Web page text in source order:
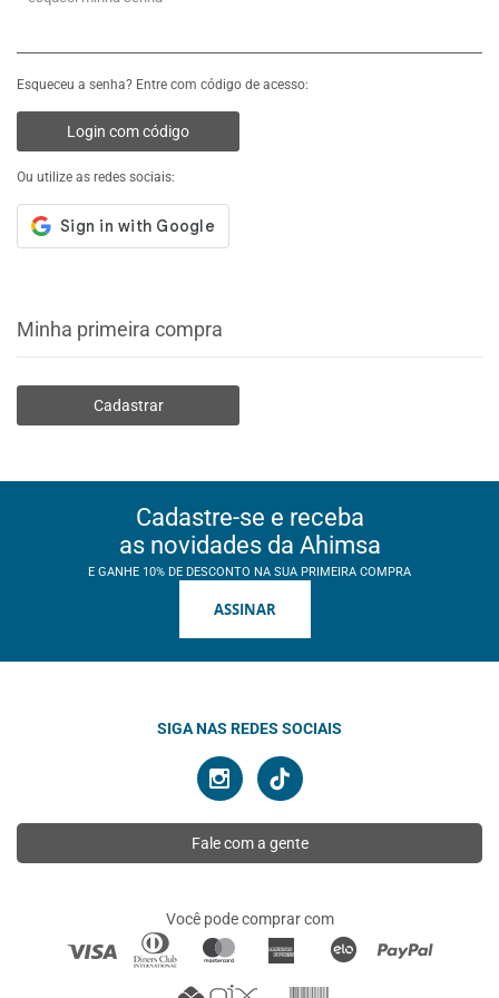
Esqueceu a senha? Entre com código de acesso:
Login com código
Ou utilize as redes sociais:
Minha primeira compra
Cadastrar
Cadastre-se e receba
as novidades da Ahimsa
E GANHE 10% DE DESCONTO NA SUA PRIMEIRA COMPRA
ASSINAR
SIGA NAS REDES SOCIAIS
Fale com a gente
Você pode comprar com